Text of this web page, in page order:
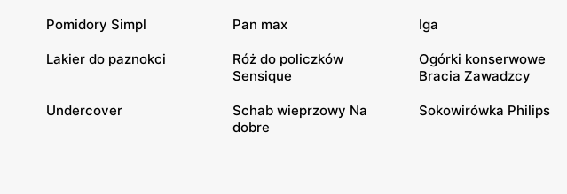
Pomidory Simpl Pan max Iga
Lakier do paznokci
Róż do policzków
Sensique
Ogórki konserwowe
Bracia Zawadzcy
Undercover
Schab wieprzowy Na
dobre
Sokowirówka Philips